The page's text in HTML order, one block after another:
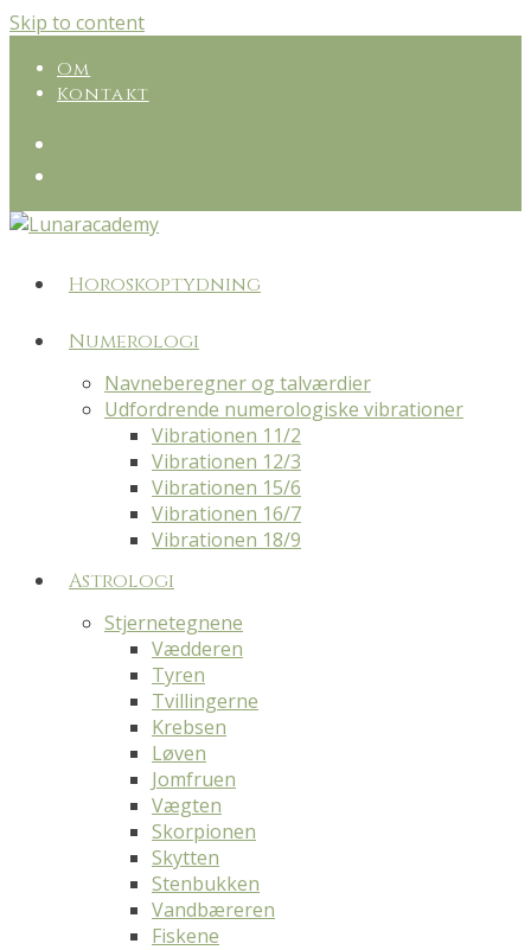
Skip to content
Om
Kontakt
Horoskoptydning
Numerologi
Navneberegner og talværdier
Udfordrende numerologiske vibrationer
Vibrationen 11/2
Vibrationen 12/3
Vibrationen 15/6
Vibrationen 16/7
Vibrationen 18/9
Astrologi
Stjernetegnene
Vædderen
Tyren
Tvillingerne
Krebsen
Løven
Jomfruen
Vægten
Skorpionen
Skytten
Stenbukken
Vandbæreren
Fiskene